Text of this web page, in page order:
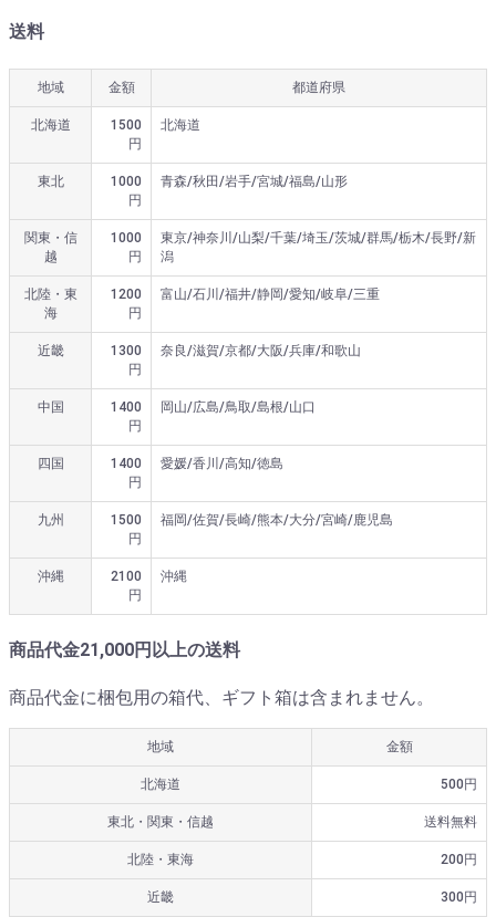
送料
地域 金額 都道府県
北海道
1500
円
北海道
東北
1000
円
青森/秋田/岩手/宮城/福島/山形
関東・信
越
1000
円
東京/神奈川/山梨/千葉/埼玉/茨城/群馬/栃木/長野/新
潟
北陸・東
海
1200
円
富山/石川/福井/静岡/愛知/岐阜/三重
近畿
1300
円
奈良/滋賀/京都/大阪/兵庫/和歌山
中国
1400
円
岡山/広島/鳥取/島根/山口
四国
1400
円
愛媛/香川/高知/徳島
九州
1500
円
福岡/佐賀/長崎/熊本/大分/宮崎/鹿児島
沖縄
2100
円
沖縄
商品代金21,000円以上の送料
商品代金に梱包用の箱代、ギフト箱は含まれません。
地域 金額
北海道 500円
東北・関東・信越 送料無料
北陸・東海 200円
近畿 300円